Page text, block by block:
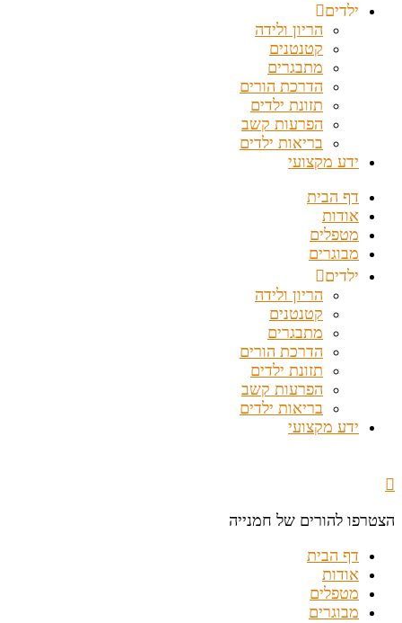
ילדים
הריון ולידה
קטנטנים
מתבגרים
הדרכת הורים
תזונת ילדים
הפרעות קשב
בריאות ילדים
ידע מקצועי
דף הבית
אודות
מטפלים
מבוגרים
ילדים
הריון ולידה
קטנטנים
מתבגרים
הדרכת הורים
תזונת ילדים
הפרעות קשב
בריאות ילדים
ידע מקצועי
הצטרפו להורים של חמנייה
דף הבית
אודות
מטפלים
מבוגרים